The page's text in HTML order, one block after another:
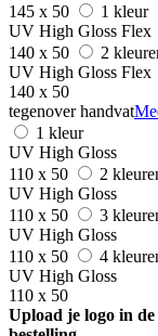
145 x 50
1 kleur
UV High Gloss Flex
140 x 50
2
UV High Gloss Flex
140 x 50
tegenover handvat
1 kleur
UV High Gloss
110 x 50
2
UV High Gloss
110 x 50
3
UV High Gloss
110 x 50
4
UV High Gloss
110 x 50
Upload je logo in